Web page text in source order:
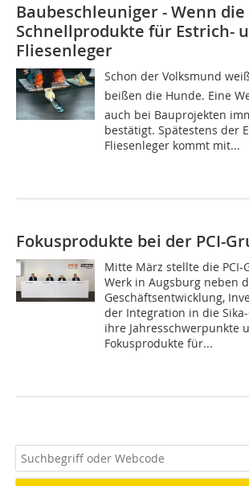
Baubeschleuniger - Wenn
Schnellprodukte für Estrich-
Fliesenleger
Schon der Volksmund
beißen die Hunde. Eine
auch bei Bauprojekten
bestätigt. Spätestens der
Fliesenleger kommt mit...
Fokusprodukte bei der PCI-
Mitte März stellte die
Werk in Augsburg neben
Geschäftsentwicklung,
der Integration in die
ihre Jahresschwerpunkte
Fokusprodukte für...